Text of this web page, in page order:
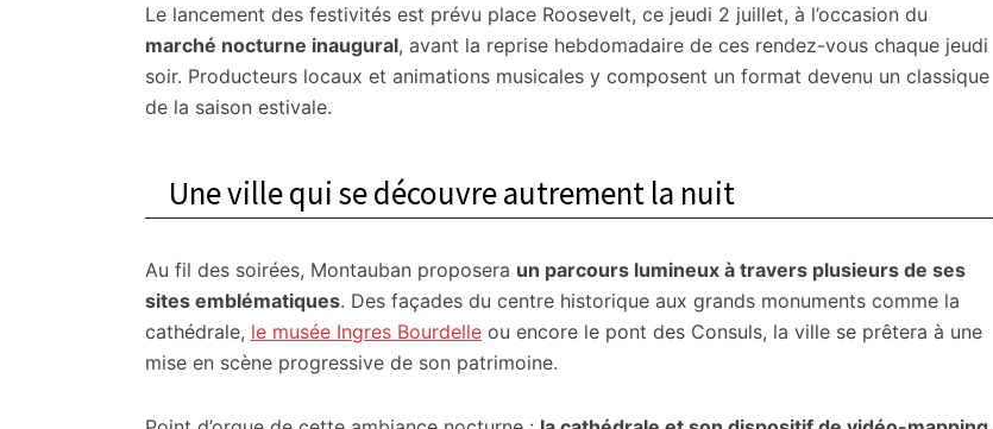
Le lancement des festivités est prévu place Roosevelt, ce jeudi 2 juillet, à l’occasion du
marché nocturne inaugural, avant la reprise hebdomadaire de ces rendez-vous chaque jeudi
soir. Producteurs locaux et animations musicales y composent un format devenu un classique
de la saison estivale.
Une ville qui se découvre autrement la nuit
Au fil des soirées, Montauban proposera un parcours lumineux à travers plusieurs de ses
sites emblématiques. Des façades du centre historique aux grands monuments comme la
cathédrale, le musée Ingres Bourdelle ou encore le pont des Consuls, la ville se prêtera à une
mise en scène progressive de son patrimoine.